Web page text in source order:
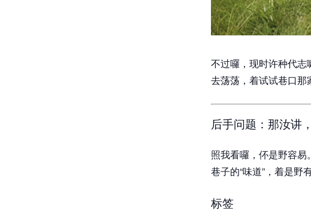
不过囉，现时许种代
去荡荡，着试试巷口那
后手问题：那汝讲
照我看囉，伓是野容
巷子的“味道”，着是野
标签